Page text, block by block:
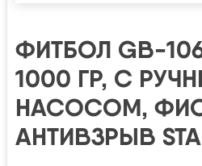
ФИТБОЛ GB-
1000 ГР, С
НАСОСОМ,
АНТИВЗРЫВ